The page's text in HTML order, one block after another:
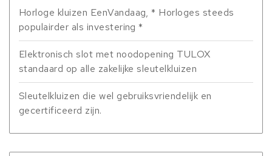
Horloge kluizen EenVandaag, * Horloges steeds
populairder als investering *
Elektronisch slot met noodopening TULOX
standaard op alle zakelijke sleutelkluizen
Sleutelkluizen die wel gebruiksvriendelijk en
gecertificeerd zijn.